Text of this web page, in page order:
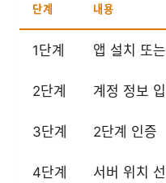
단계 내용
1단계 앱 설치 또
2단계 계정 정보
3단계 2단계 인증
4단계 서버 위치